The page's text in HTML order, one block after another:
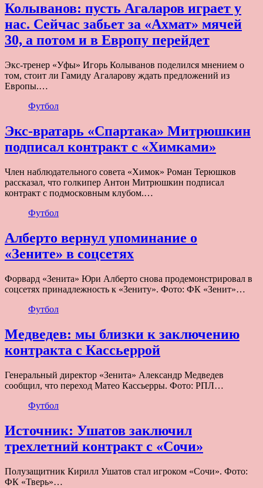
Колыванов: пусть Агаларов играет у
нас. Сейчас забьет за «Ахмат» мячей
30, а потом и в Европу перейдет
Экс-тренер «Уфы» Игорь Колыванов поделился мнением о
том, стоит ли Гамиду Агаларову ждать предложений из
Европы.…
Футбол
Экс-вратарь «Спартака» Митрюшкин
подписал контракт с «Химками»
Член наблюдательного совета «Химок» Роман Терюшков
рассказал, что голкипер Антон Митрюшкин подписал
контракт с подмосковным клубом.…
Футбол
Алберто вернул упоминание о
«Зените» в соцсетях
Форвард «Зенита» Юри Алберто снова продемонстрировал в
соцсетях принадлежность к «Зениту». Фото: ФК «Зенит»…
Футбол
Медведев: мы близки к заключению
контракта с Кассьеррой
Генеральный директор «Зенита» Александр Медведев
сообщил, что переход Матео Кассьерры. Фото: РПЛ…
Футбол
Источник: Ушатов заключил
трехлетний контракт с «Сочи»
Полузащитник Кирилл Ушатов стал игроком «Сочи». Фото:
ФК «Тверь»…